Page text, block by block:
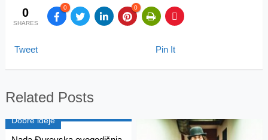
0
SHARES
0 0
Tweet Pin It
Related Posts
Dobre ideje